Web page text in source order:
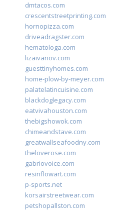
dmtacos.com
crescentstreetprinting.com
hornopizza.com
driveadragster.com
hematologa.com
lizaivanov.com
guesttinyhomes.com
home-plow-by-meyer.com
palatelatincuisine.com
blackdoglegacy.com
eatvivahouston.com
thebigshowok.com
chimeandstave.com
greatwallseafoodny.com
theloverose.com
gabriovoice.com
resinflowart.com
p-sports.net
korsairstreetwear.com
petshopallston.com